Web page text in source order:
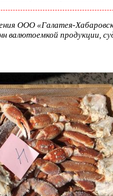
ООО «Галатея-
валютоемкой продукции,